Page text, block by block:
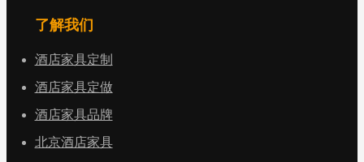
了解我们
酒店家具定制
酒店家具定做
酒店家具品牌
北京酒店家具